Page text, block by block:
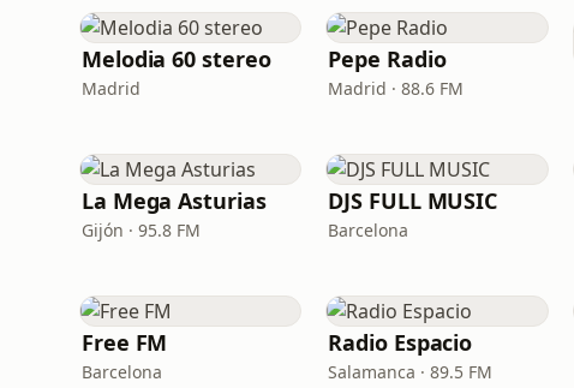
Melodia 60 stereo
Madrid
Pepe Radio
Madrid · 88.6 FM
La Mega Asturias
Gijón · 95.8 FM
DJS FULL MUSIC
Barcelona
Free FM
Barcelona
Radio Espacio
Salamanca · 89.5 FM